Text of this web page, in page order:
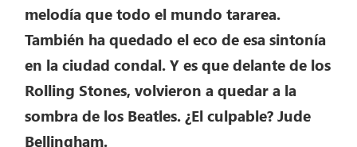
melodía que todo el mundo tararea.
También ha quedado el eco de esa sintonía
en la ciudad condal. Y es que delante de los
Rolling Stones, volvieron a quedar a la
sombra de los Beatles. ¿El culpable? Jude
Bellingham.